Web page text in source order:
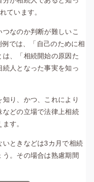
ています。
なのか判断が難しいこ
では、「自己のために相
、「相続開始の原因た
人となった事実を知っ
り、かつ、これにより
などの立場で法律上相続
す。
ときなどは3カ月で相続
。その場合は熟慮期間